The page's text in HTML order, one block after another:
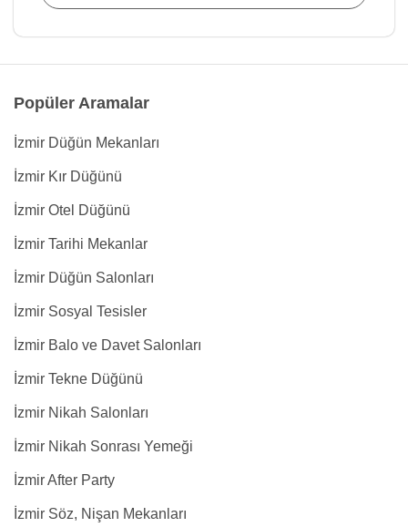
Popüler Aramalar
İzmir Düğün Mekanları
İzmir Kır Düğünü
İzmir Otel Düğünü
İzmir Tarihi Mekanlar
İzmir Düğün Salonları
İzmir Sosyal Tesisler
İzmir Balo ve Davet Salonları
İzmir Tekne Düğünü
İzmir Nikah Salonları
İzmir Nikah Sonrası Yemeği
İzmir After Party
İzmir Söz, Nişan Mekanları